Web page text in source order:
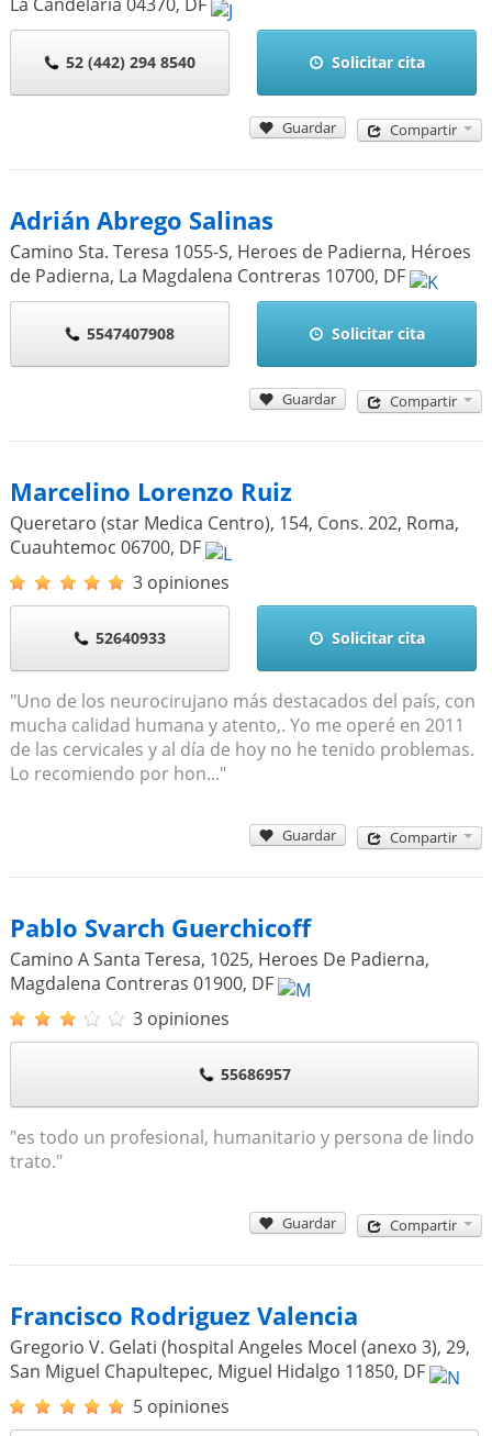
52 (442) 294 8540 Solicitar cita
Guardar Compartir
Adrián Abrego Salinas
Camino Sta. Teresa 1055-S, Heroes de Padierna, Héroes
de Padierna, La Magdalena Contreras 10700, DF
5547407908 Solicitar cita
Guardar Compartir
Marcelino Lorenzo Ruiz
Queretaro (star Medica Centro), 154, Cons. 202, Roma,
Cuauhtemoc 06700, DF
3 opiniones
52640933 Solicitar cita
"Uno de los neurocirujano más destacados del país, con
mucha calidad humana y atento,. Yo me operé en 2011
de las cervicales y al día de hoy no he tenido problemas.
Lo recomiendo por hon..."
Guardar Compartir
Pablo Svarch Guerchicoff
Camino A Santa Teresa, 1025, Heroes De Padierna,
Magdalena Contreras 01900, DF
3 opiniones
55686957
"es todo un profesional, humanitario y persona de lindo
trato."
Guardar Compartir
Francisco Rodriguez Valencia
Gregorio V. Gelati (hospital Angeles Mocel (anexo 3), 29,
San Miguel Chapultepec, Miguel Hidalgo 11850, DF
5 opiniones